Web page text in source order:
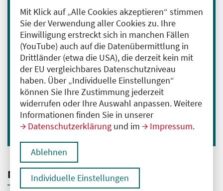
Mit Klick auf „Alle Cookies akzeptieren“ stimmen
Sie der Verwendung aller Cookies zu. Ihre
Einwilligung erstreckt sich in manchen Fällen
(YouTube) auch auf die Datenübermittlung in
Drittländer (etwa die USA), die derzeit kein mit
der EU vergleichbares Datenschutzniveau
haben. Über „Individuelle Einstellungen“
können Sie Ihre Zustimmung jederzeit
widerrufen oder Ihre Auswahl anpassen. Weitere
Informationen finden Sie in unserer
Datenschutzerklärung und im Impressum.
Ablehnen
Individuelle Einstellungen
Melden Sie sich für unseren Newsletter an:
E-Mail-Adresse eingeben
Ich bin mit der Verarbeitung meiner Daten
zum Erhalt des Newsletters einverstanden.
Hier geht es zu unserer
Datenschutzerklärung.
Anmelden
Navigation Top-Themen